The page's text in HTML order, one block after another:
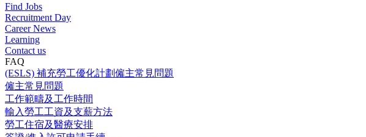
Find Jobs
Recruitment Day
Career News
Learning
Contact us
FAQ
(ESLS) 補充勞工優化計劃僱主常見問題
僱主常見問題
工作範疇及工作時間
輸入勞工工資及支薪方法
勞工住宿及醫療安排